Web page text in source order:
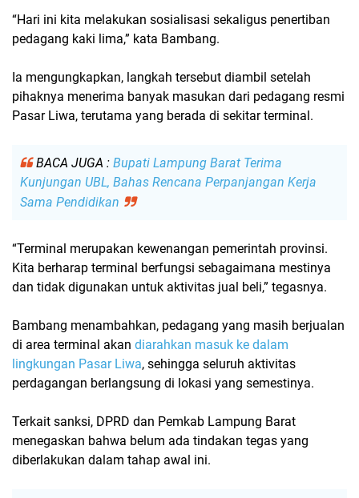
“Hari ini kita melakukan sosialisasi sekaligus penertiban
pedagang kaki lima,” kata Bambang.
Ia mengungkapkan, langkah tersebut diambil setelah
pihaknya menerima banyak masukan dari pedagang resmi
Pasar Liwa, terutama yang berada di sekitarterminal.
BACA JUGA : Bupati Lampung Barat Terima
Kunjungan UBL, Bahas Rencana Perpanjangan Kerja
Sama Pendidikan
“Terminal merupakan kewenangan pemerintah provinsi.
Kita berharap terminal berfungsi sebagaimana mestinya
dan tidak digunakan untuk aktivitas jual beli,” tegasnya.
Bambang menambahkan, pedagang yang masih berjualan
di area terminal akan diarahkan masuk ke dalam
lingkungan Pasar Liwa, sehingga seluruh aktivitas
perdagangan berlangsung di lokasi yang semestinya.
Terkait sanksi, DPRD dan Pemkab Lampung Barat
menegaskan bahwa belum ada tindakan tegas yang
diberlakukan dalam tahap awal ini.